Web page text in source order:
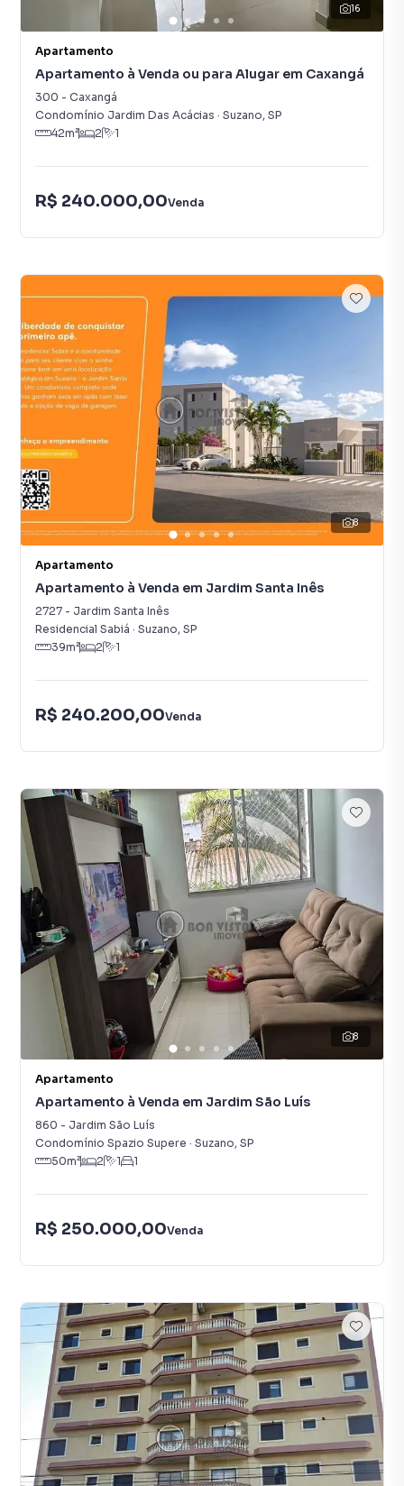
16
Apartamento
Apartamento à Venda ou para Alugar em Caxangá
300 - Caxangá
Condomínio Jardim Das Acácias · Suzano, SP
42m² 2 1
R$ 240.000,00Venda
8
Apartamento
Apartamento à Venda em Jardim Santa Inês
2727 - Jardim Santa Inês
Residencial Sabiá · Suzano, SP
39m² 2 1
R$ 240.200,00Venda
8
Apartamento
Apartamento à Venda em Jardim São Luís
860 - Jardim São Luís
Condomínio Spazio Supere · Suzano, SP
50m² 2 1 1
R$ 250.000,00Venda